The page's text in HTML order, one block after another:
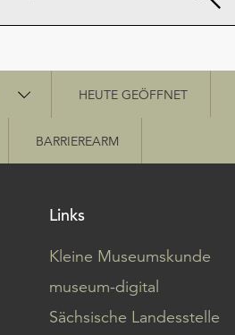
HEUTE GEÖFFNET
BARRIEREARM
Links
Kleine Museumskunde
museum-digital
Sächsische Landesstelle